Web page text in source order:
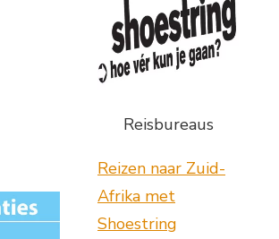
Reisbureaus
Reizen naar Zuid-
Afrika met
Shoestring